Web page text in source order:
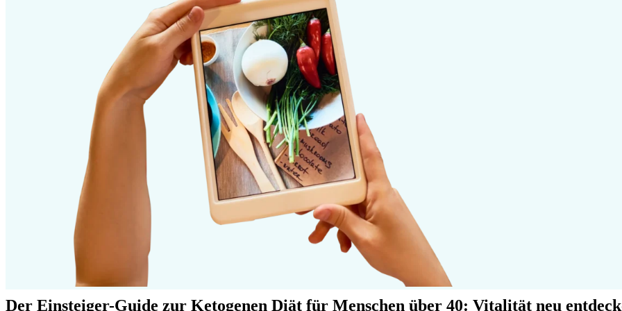
Der Einsteiger-Guide zur Ketogenen Diät für Menschen über 40: Vitalität neu